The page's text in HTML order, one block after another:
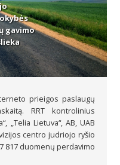
gavimo
prieigos paslaugų
RRT kontrolinius
„Telia Lietuva“, AB, UAB
centro judriojo ryšio
817 duomenų perdavimo